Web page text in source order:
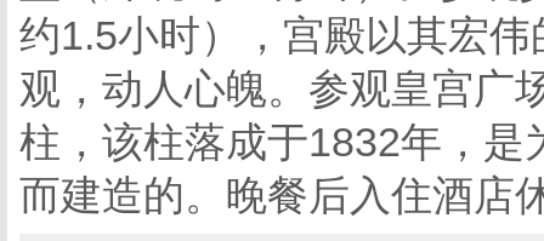
约1.5小时），宫殿以其宏
观，动人心魄。参观皇宫广
柱，该柱落成于1832年，
而建造的。晚餐后入住酒店